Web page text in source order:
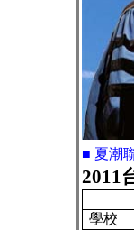
■ 夏潮
2011
學校